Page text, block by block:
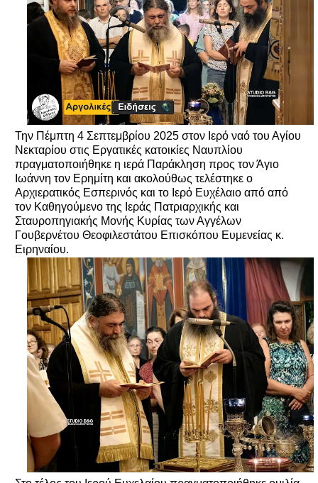
Την Πέμπτη 4 Σεπτεμβρίου 2025 στον Ιερό ναό του Αγίου
Νεκταρίου στις Εργατικές κατοικίες Ναυπλίου
πραγματοποιήθηκε η ιερά Παράκληση προς τον Άγιο
Ιωάννη τον Ερημίτη και ακολούθως τελέστηκε ο
Αρχιερατικός Εσπερινός και το Ιερό Ευχέλαιο από από
τον Καθηγούμενο της Ιεράς Πατριαρχικής και
Σταυροπηγιακής Μονής Κυρίας των Αγγέλων
Γουβερνέτου Θεοφιλεστάτου Επισκόπου Ευμενείας κ.
Ειρηναίου.